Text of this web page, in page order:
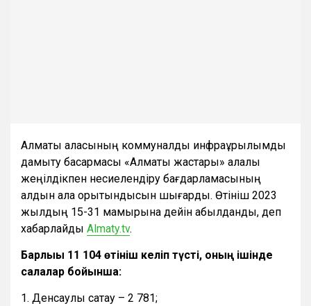
Алматы қаласының коммуналдық инфрақұрылымды
дамыту басқармасы «Алматы жастары» қалалық
жеңілдікпен несиелендіру бағдарламасының
алдын ала қорытындысын шығарды. Өтініш 2023
жылдың 15-31 мамырына дейін қабылданды, деп
хабарлайды Almaty.tv.
Барлығы 11 104 өтініш келіп түсті, оның ішінде
салалар бойынша:
1. Денсаулық сақтау – 2 781;